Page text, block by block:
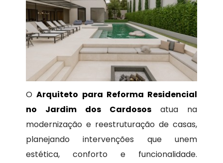
OArquiteto para Reforma Residencial
no Jardim dos Cardososatua na
modernização e reestruturação de casas,
planejando intervenções que unem
estética, conforto e funcionalidade.